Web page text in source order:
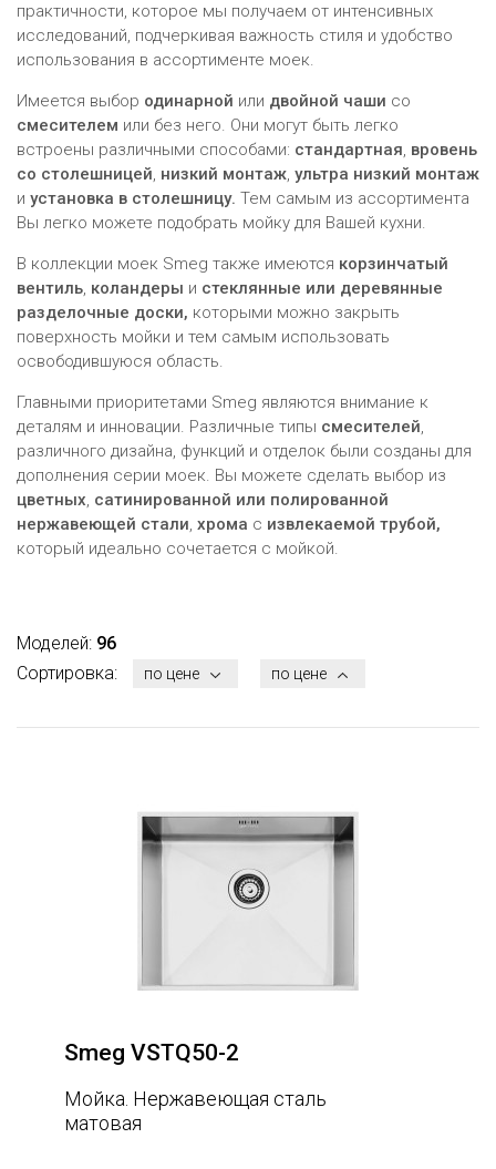
практичности, которое мы получаем от интенсивных
исследований, подчеркивая важность стиля и удобство
использования в ассортименте моек.
Имеется выбор одинарной или двойной чаши со
смесителем или без него. Они могут быть легко
встроены различными способами: стандартная, вровень
со столешницей, низкий монтаж, ультра низкий монтаж
и установка в столешницу. Тем самым из ассортимента
Вы легко можете подобрать мойку для Вашей кухни.
В коллекции моек Smeg также имеются корзинчатый
вентиль, коландеры и стеклянные или деревянные
разделочные доски, которыми можно закрыть
поверхность мойки и тем самым использовать
освободившуюся область.
Главными приоритетами Smeg являются внимание к
деталям и инновации. Различные типы смесителей,
различного дизайна, функций и отделок были созданы для
дополнения серии моек. Вы можете сделать выбор из
цветных, сатинированной или полированной
нержавеющей стали, хрома с извлекаемой трубой,
который идеально сочетается с мойкой.
Моделей: 96
Сортировка:
по цене по цене
Smeg VSTQ50-2
Мойка. Нержавеющая сталь
матовая